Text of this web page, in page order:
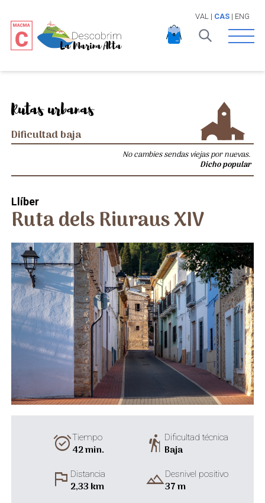
VAL | CAS| ENG
Open
Rutas urbanas
Dificultad baja
No cambies sendas viejas por nuevas.
Dicho popular
Llíber
Ruta dels Riuraus XIV
alarm_onTiempo
42 min. hikingDificultad técnica
Baja
flag Distancia
2,33 km landscapeDesnivel positivo
37 m